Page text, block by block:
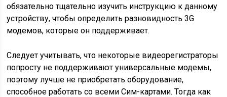
обязательно тщательно изучить инструкцию к данному
устройству, чтобы определить разновидность 3G
модемов, которые он поддерживает.
Следует учитывать, что некоторые видеорегистраторы
попросту не поддерживают универсальные модемы,
поэтому лучше не приобретать оборудование,
способное работать со всеми Сим-картами. Тогда как